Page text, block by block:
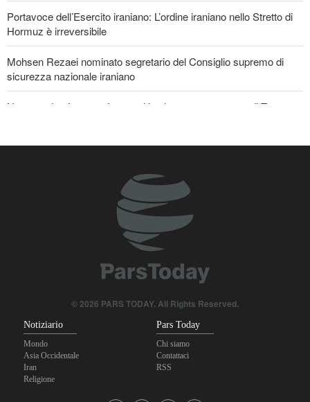
Portavoce dell’Esercito iraniano: L’ordine iraniano nello Stretto di
Hormuz è irreversibile
Mohsen Rezaei nominato segretario del Consiglio supremo di
sicurezza nazionale iraniano
Nota conduttrice americana critica le promesse vuote di Trump
Il prezzo del petrolio torna a salire
Stallo nei negoziati tra il governo libanese e il regime sionista
© 2026 PARS TODAY. All Rights Reserved.
Notiziario
Mondo
Asia Occidentale
Iran
Religione
Pars Today
Chi siamo
Contattaci
RSS